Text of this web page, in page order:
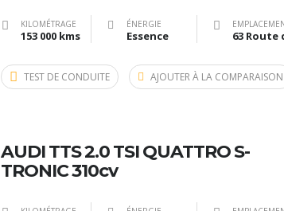
KILOMÉTRAGE
153 000 kms
ÉNERGIE
Essence
TEST DE CONDUITE AJOUTER À LA COMPARAISON
AUDI TTS 2.0 TSI QUATTRO S-
TRONIC 310cv